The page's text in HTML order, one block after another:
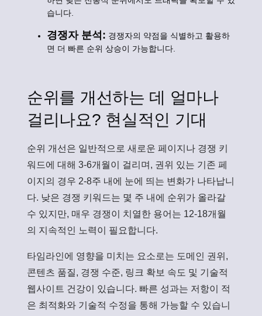
습니다.
경쟁자 분석: 경쟁자의 약점을 식별하고 활용하
면 더 빠른 순위 상승이 가능합니다.
순위를 개선하는 데 얼마나
걸리나요? 현실적인 기대
순위 개선은 일반적으로 새로운 페이지나 경쟁 키
워드에 대해 3-6개월이 걸리며, 권위 있는 기존 페
이지의 경우 2-8주 내에 눈에 띄는 변화가 나타납니
다. 낮은 경쟁 키워드는 몇 주 내에 순위가 올라갈
수 있지만, 매우 경쟁이 치열한 용어는 12-18개월
의 지속적인 노력이 필요합니다.
타임라인에 영향을 미치는 요소로는 도메인 권위,
콘텐츠 품질, 경쟁 수준, 링크 확보 속도 및 기술적
웹사이트 건강이 있습니다. 빠른 성과는 저항이 적
은 최적화와 기술적 수정을 통해 가능할 수 있습니